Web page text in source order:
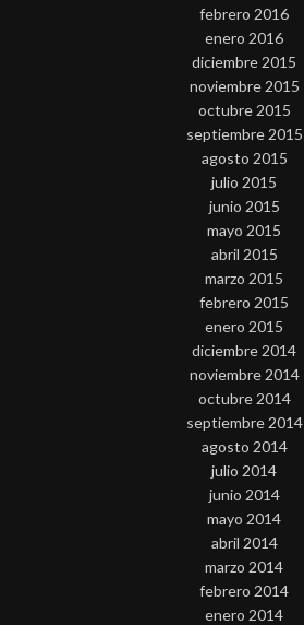
febrero 2016
enero 2016
diciembre 2015
noviembre 2015
octubre 2015
septiembre 2015
agosto 2015
julio 2015
junio 2015
mayo 2015
abril 2015
marzo 2015
febrero 2015
enero 2015
diciembre 2014
noviembre 2014
octubre 2014
septiembre 2014
agosto 2014
julio 2014
junio 2014
mayo 2014
abril 2014
marzo 2014
febrero 2014
enero 2014